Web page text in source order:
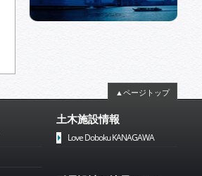
▲ページトップ
土木施設情報
Love Doboku KANAGAWA